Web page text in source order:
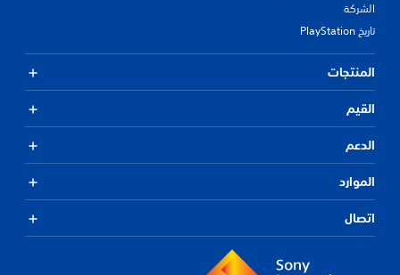
الشركة
تاريخ PlayStation
المنتجات
القيم
الدعم
الموارد
اتصال